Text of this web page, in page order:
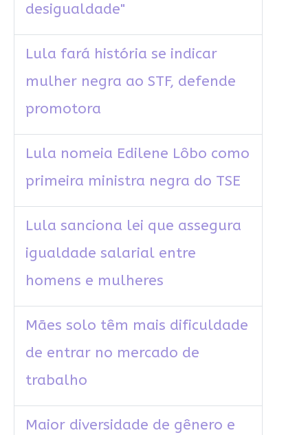
desigualdade"
Lula fará história se indicar
mulher negra ao STF, defende
promotora
Lula nomeia Edilene Lôbo como
primeira ministra negra do TSE
Lula sanciona lei que assegura
igualdade salarial entre
homens e mulheres
Mães solo têm mais dificuldade
de entrar no mercado de
trabalho
Maior diversidade de gênero e